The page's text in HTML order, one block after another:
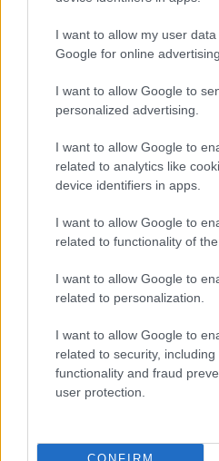
I want to allow my user
Google for online
I want to allow Google to
personalized advertising.
I want to allow Google to
related to analytics like
device identifiers in apps.
I want to allow Google to
related to functionality of
I want to allow Google to
related to personalization.
I want to allow Google to
related to security,
functionality and fraud
user protection.
πραγματοποιήσει οι
στηνΤιθορέατον
Στο βίντεο φαίνεται η
τουςληστές να σπάει το
εμφανίζεται και τρίτο
ανακοινώσεις της ΕΛΑΣ,